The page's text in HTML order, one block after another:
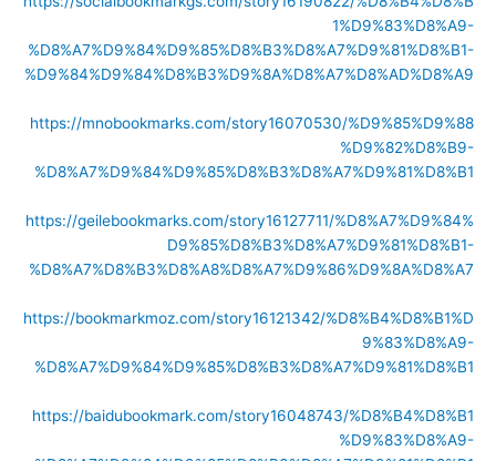
1%D9%83%D8%A9-
%D8%A7%D9%84%D9%85%D8%B3%D8%A7%D9%81%D8%B1-
%D9%84%D9%84%D8%B3%D9%8A%D8%A7%D8%AD%D8%A9
https://mnobookmarks.com/story16070530/%D9%85%D9%88
%D9%82%D8%B9-
%D8%A7%D9%84%D9%85%D8%B3%D8%A7%D9%81%D8%B1
https://geilebookmarks.com/story16127711/%D8%A7%D9%84%
D9%85%D8%B3%D8%A7%D9%81%D8%B1-
%D8%A7%D8%B3%D8%A8%D8%A7%D9%86%D9%8A%D8%A7
https://bookmarkmoz.com/story16121342/%D8%B4%D8%B1%D
9%83%D8%A9-
%D8%A7%D9%84%D9%85%D8%B3%D8%A7%D9%81%D8%B1
https://baidubookmark.com/story16048743/%D8%B4%D8%B1
%D9%83%D8%A9-